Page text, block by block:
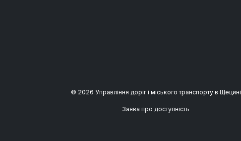
© 2026 Управління доріг і міського транспорту в Щецині
Заява про доступність